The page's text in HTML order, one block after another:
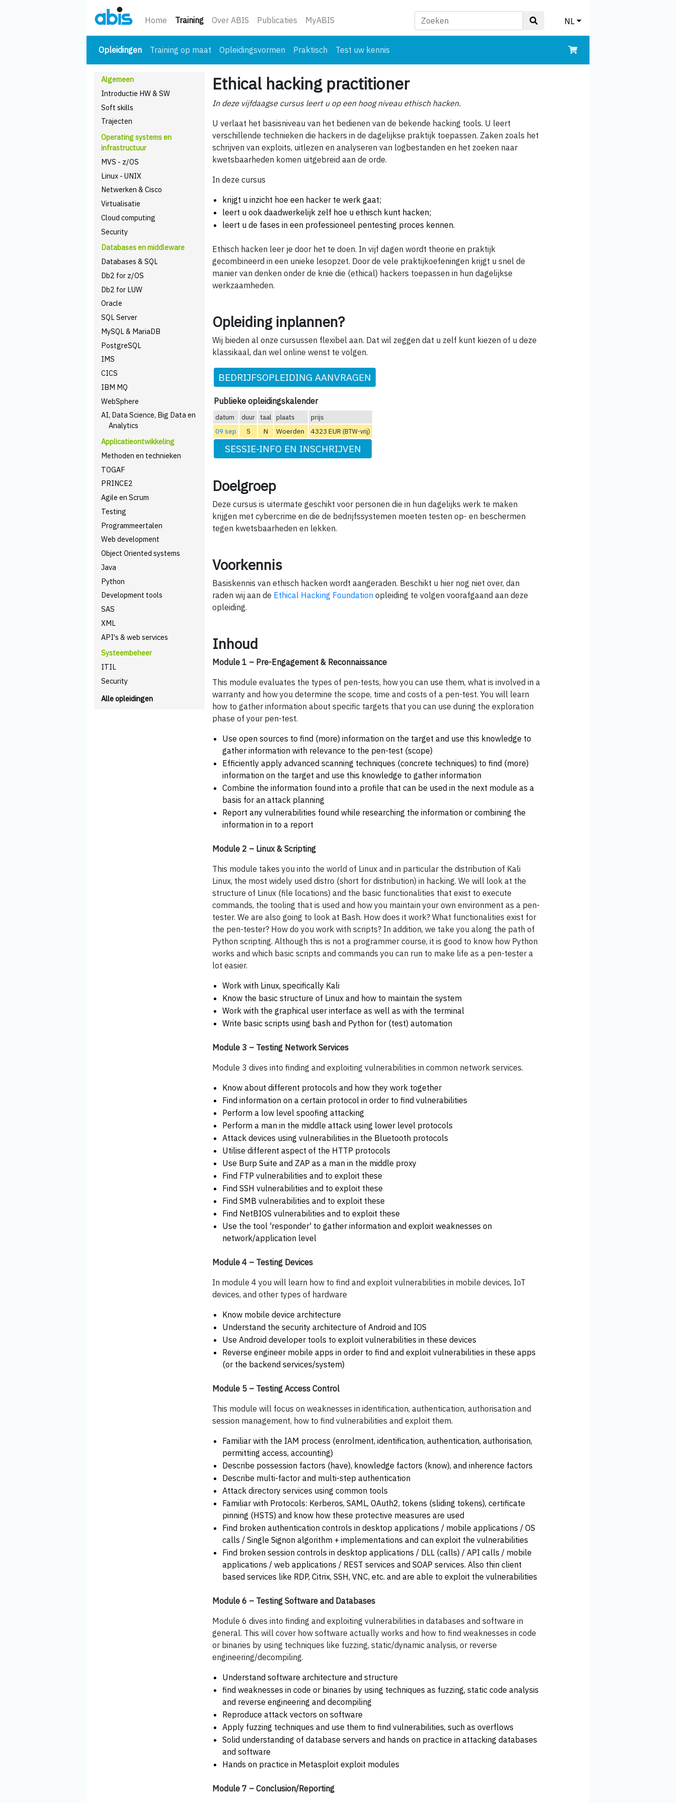
Home Training(huidige)
Over ABIS Publicaties MyABIS NL
Opleidingen(huidige)
Training op maat Opleidingsvormen Praktisch Test uw kennis
Algemeen
Introductie HW & SW
Soft skills
Trajecten
Operating systems en
infrastructuur
MVS - z/OS
Linux - UNIX
Netwerken & Cisco
Virtualisatie
Cloud computing
Security
Databases en middleware
Databases & SQL
Db2 for z/OS
Db2 for LUW
Oracle
SQL Server
MySQL & MariaDB
PostgreSQL
IMS
CICS
IBM MQ
WebSphere
AI, Data Science, Big Data en
Analytics
Applicatieontwikkeling
Methoden en technieken
TOGAF
PRINCE2
Agile en Scrum
Testing
Programmeertalen
Web development
Object Oriented systems
Java
Python
Development tools
SAS
XML
API's & web services
Systeembeheer
ITIL
Security
Alle opleidingen
Ethical hacking practitioner
In deze vijfdaagse cursus leert u op een hoog niveau ethisch hacken.
U verlaat het basisniveau van het bedienen van de bekende hacking tools. U leert
verschillende technieken die hackers in de dagelijkse praktijk toepassen. Zaken zoals het
schrijven van exploits, uitlezen en analyseren van logbestanden en het zoeken naar
kwetsbaarheden komen uitgebreid aan de orde.
In deze cursus
krijgt u inzicht hoe een hacker te werk gaat;
leert u ook daadwerkelijk zelf hoe u ethisch kunt hacken;
leert u de fases in een professioneel pentesting proces kennen.
Ethisch hacken leer je door het te doen. In vijf dagen wordt theorie en praktijk
gecombineerd in een unieke lesopzet. Door de vele praktijkoefeningen krijgt u snel de
manier van denken onder de knie die (ethical) hackers toepassen in hun dagelijkse
werkzaamheden.
Opleiding inplannen?
Wij bieden al onze cursussen flexibel aan. Dat wil zeggen dat u zelf kunt kiezen of u deze
klassikaal, dan wel online wenst te volgen.
BEDRIJFSOPLEIDING AANVRAGEN
Publieke opleidingskalender
datum duur taal plaats
prijs
09 sep
5 N Woerden 4323 EUR (BTW-vrij)
SESSIE-INFO EN INSCHRIJVEN
Doelgroep
Deze cursus is uitermate geschikt voor personen die in hun dagelijks werk te maken
krijgen met cybercrime en die de bedrijfssystemen moeten testen op- en beschermen
tegen kwetsbaarheden en lekken.
Voorkennis
Basiskennis van ethisch hacken wordt aangeraden. Beschikt u hier nog niet over, dan
raden wij aan de Ethical Hacking Foundation opleiding te volgen voorafgaand aan deze
opleiding.
Inhoud
Module 1 – Pre-Engagement & Reconnaissance
This module evaluates the types of pen-tests, how you can use them, what is involved in a
warranty and how you determine the scope, time and costs of a pen-test. You will learn
how to gather information about specific targets that you can use during the exploration
phase of your pen-test.
Use open sources to find (more) information on the target and use this knowledge to
gather information with relevance to the pen-test (scope)
Efficiently apply advanced scanning techniques (concrete techniques) to find (more)
information on the target and use this knowledge to gather information
Combine the information found into a profile that can be used in the next module as a
basis for an attack planning
Report any vulnerabilities found while researching the information or combining the
information in to a report
Module 2 – Linux & Scripting
This module takes you into the world of Linux and in particular the distribution of Kali
Linux, the most widely used distro (short for distribution) in hacking. We will look at the
structure of Linux (file locations) and the basic functionalities that exist to execute
commands, the tooling that is used and how you maintain your own environment as a pen-
tester. We are also going to look at Bash. How does it work? What functionalities exist for
the pen-tester? How do you work with scripts? In addition, we take you along the path of
Python scripting. Although this is not a programmer course, it is good to know how Python
works and which basic scripts and commands you can run to make life as a pen-tester a
lot easier.
Work with Linux, specifically Kali
Know the basic structure of Linux and how to maintain the system
Work with the graphical user interface as well as with the terminal
Write basic scripts using bash and Python for (test) automation
Module 3 – Testing Network Services
Module 3 dives into finding and exploiting vulnerabilities in common network services.
Know about different protocols and how they work together
Find information on a certain protocol in order to find vulnerabilities
Perform a low level spoofing attacking
Perform a man in the middle attack using lower level protocols
Attack devices using vulnerabilities in the Bluetooth protocols
Utilise different aspect of the HTTP protocols
Use Burp Suite and ZAP as a man in the middle proxy
Find FTP vulnerabilities and to exploit these
Find SSH vulnerabilities and to exploit these
Find SMB vulnerabilities and to exploit these
Find NetBIOS vulnerabilities and to exploit these
Use the tool 'responder' to gather information and exploit weaknesses on
network/application level
Module 4 – Testing Devices
In module 4 you will learn how to find and exploit vulnerabilities in mobile devices, IoT
devices, and other types of hardware
Know mobile device architecture
Understand the security architecture of Android and IOS
Use Android developer tools to exploit vulnerabilities in these devices
Reverse engineer mobile apps in order to find and exploit vulnerabilities in these apps
(or the backend services/system)
Module 5 – Testing Access Control
This module will focus on weaknesses in identification, authentication, authorisation and
session management, how to find vulnerabilities and exploit them.
Familiar with the IAM process (enrolment, identification, authentication, authorisation,
permitting access, accounting)
Describe possession factors (have), knowledge factors (know), and inherence factors
Describe multi-factor and multi-step authentication
Attack directory services using common tools
Familiar with Protocols: Kerberos, SAML, OAuth2, tokens (sliding tokens), certificate
pinning (HSTS) and know how these protective measures are used
Find broken authentication controls in desktop applications / mobile applications / OS
calls / Single Signon algorithm + implementations and can exploit the vulnerabilities
Find broken session controls in desktop applications / DLL (calls) / API calls / mobile
applications / web applications / REST services and SOAP services. Also thin client
based services like RDP, Citrix, SSH, VNC, etc. and are able to exploit the vulnerabilities
Module 6 – Testing Software and Databases
Module 6 dives into finding and exploiting vulnerabilities in databases and software in
general. This will cover how software actually works and how to find weaknesses in code
or binaries by using techniques like fuzzing, static/dynamic analysis, or reverse
engineering/decompiling.
Understand software architecture and structure
find weaknesses in code or binaries by using techniques as fuzzing, static code analysis
and reverse engineering and decompiling
Reproduce attack vectors on software
Apply fuzzing techniques and use them to find vulnerabilities, such as overflows
Solid understanding of database servers and hands on practice in attacking databases
and software
Hands on practice in Metasploit exploit modules
Module 7 – Conclusion/Reporting